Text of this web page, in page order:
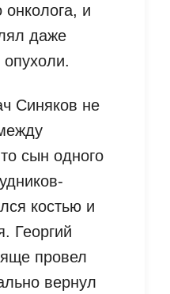
и
даже
опухоли.
Синяков не
сын одного
костью и
Георгий
провел
вернул